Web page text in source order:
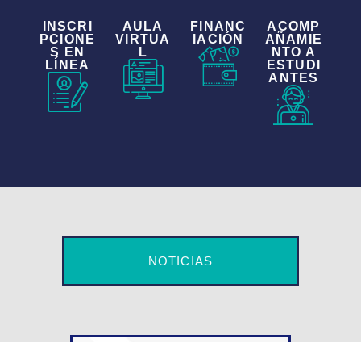
INSCRI
PCIONE
S EN
LÍNEA
AULA
VIRTUA
L
FINANC
IACIÓN
ACOMP
AÑAMIE
NTO A
ESTUDI
ANTES
NOTICIAS